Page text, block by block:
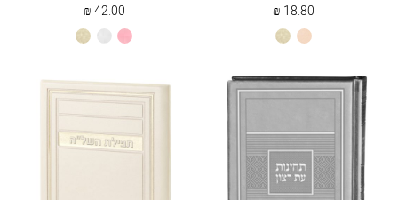
18.80
₪
אפרסק
שמנת
42.00
₪
ורוד לבן שמנת